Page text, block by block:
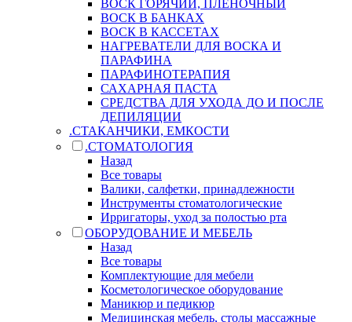
ВОСК ГОРЯЧИЙ, ПЛЕНОЧНЫЙ
ВОСК В БАНКАХ
ВОСК В КАССЕТАХ
НАГРЕВАТЕЛИ ДЛЯ ВОСКА И
ПАРАФИНА
ПАРАФИНОТЕРАПИЯ
САХАРНАЯ ПАСТА
СРЕДСТВА ДЛЯ УХОДА ДО И ПОСЛЕ
ДЕПИЛЯЦИИ
.СТАКАНЧИКИ, ЕМКОСТИ
.СТОМАТОЛОГИЯ
Назад
Все товары
Валики, салфетки, принадлежности
Инструменты стоматологические
Ирригаторы, уход за полостью рта
ОБОРУДОВАНИЕ И МЕБЕЛЬ
Назад
Все товары
Комплектующие для мебели
Косметологическое оборудование
Маникюр и педикюр
Медицинская мебель, столы массажные